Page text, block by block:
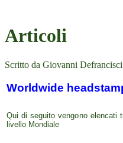
Articoli
Scritto da Giovanni
Worldwide
Qui di seguito vengono
livello Mondiale